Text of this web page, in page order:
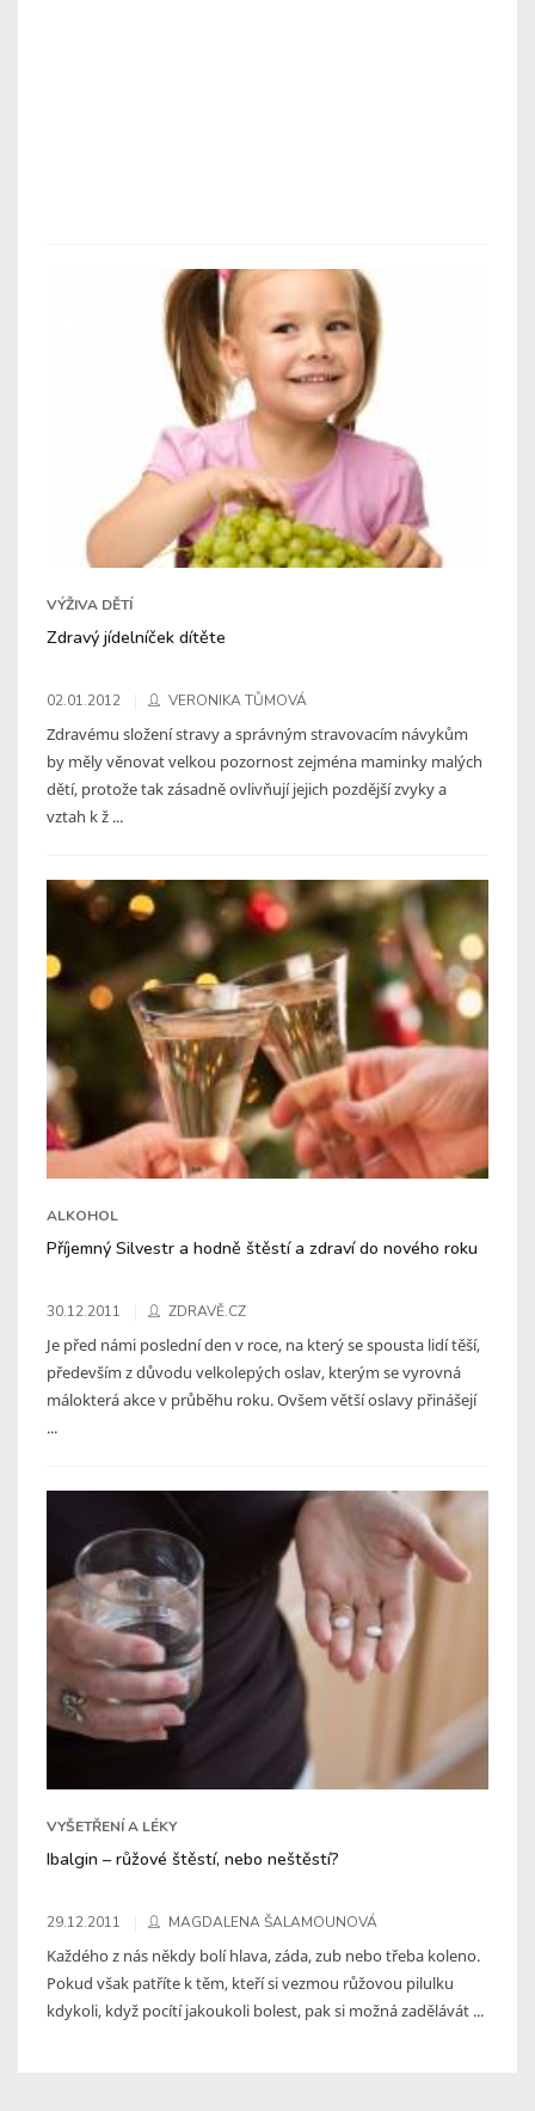
VÝŽIVA DĚTÍ
Zdravý jídelníček dítěte
02.01.2012 VERONIKA TŮMOVÁ
Zdravému složení stravy a správným stravovacím návykům
by měly věnovat velkou pozornost zejména maminky malých
dětí, protože tak zásadně ovlivňují jejich pozdější zvyky a
vztah k ž ...
ALKOHOL
Příjemný Silvestr a hodně štěstí a zdraví do nového roku
30.12.2011 ZDRAVĚ.CZ
Je před námi poslední den v roce, na který se spousta lidí těší,
především z důvodu velkolepých oslav, kterým se vyrovná
málokterá akce v průběhu roku. Ovšem větší oslavy přinášejí
...
VYŠETŘENÍ A LÉKY
Ibalgin – růžové štěstí, nebo neštěstí?
29.12.2011 MAGDALENA ŠALAMOUNOVÁ
Každého z nás někdy bolí hlava, záda, zub nebo třeba koleno.
Pokud však patříte k těm, kteří si vezmou růžovou pilulku
kdykoli, když pocítí jakoukoli bolest, pak si možná zadělávát ...